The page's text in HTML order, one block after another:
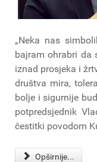
„Neka nas
bajram ohrabri da
iznad prosjeka i
društva mira,
bolje i sigurnije
potpredsjednik
čestitki povodom
Opširnije...